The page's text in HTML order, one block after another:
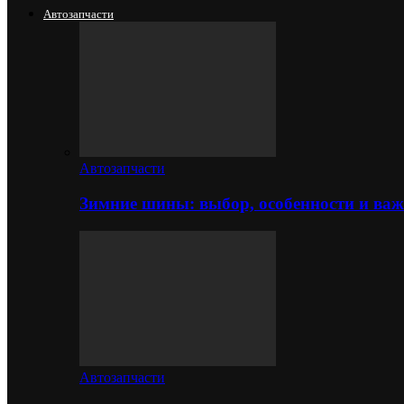
Автозапчасти
Автозапчасти
Зимние шины: выбор, особенности и
Автозапчасти